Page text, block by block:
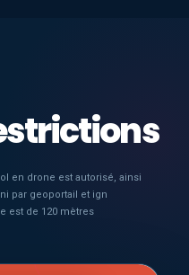
en drone est autorisé, ainsi
par geoportail et ign
est de 120 mètres